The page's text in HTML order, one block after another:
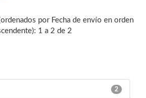
por Fecha de envío en orden
1 a 2 de 2
2